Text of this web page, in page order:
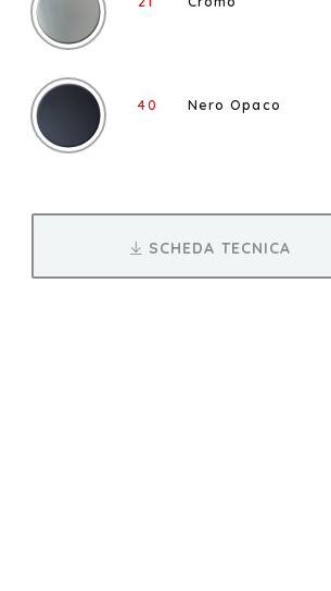
40 Nero Opaco
SCHEDA TECNICA